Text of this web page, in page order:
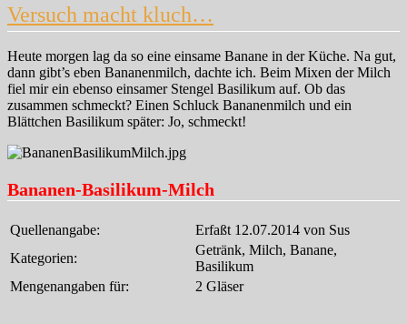
Versuch macht kluch…
Heute morgen lag da so eine einsame Banane in der Küche. Na gut,
dann gibt’s eben Bananenmilch, dachte ich. Beim Mixen der Milch
fiel mir ein ebenso einsamer Stengel Basilikum auf. Ob das
zusammen schmeckt? Einen Schluck Bananenmilch und ein
Blättchen Basilikum später: Jo, schmeckt!
Bananen-Basilikum-Milch
Quellenangabe:
Erfaßt 12.07.2014 von Sus
Kategorien:
Getränk, Milch, Banane,
Basilikum
Mengenangaben für:
2 Gläser